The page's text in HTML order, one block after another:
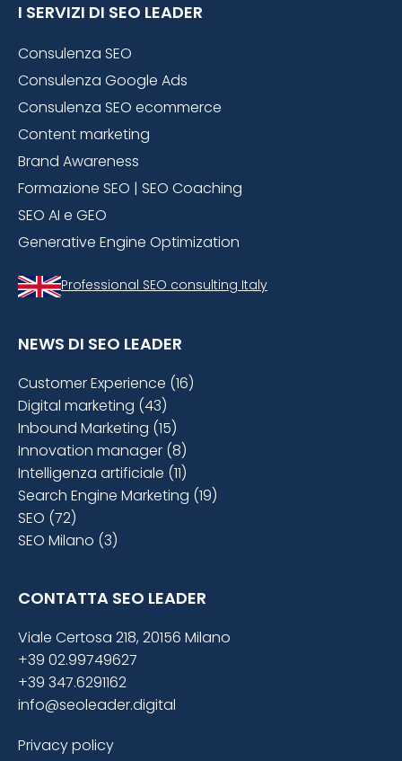
I SERVIZI DI SEO LEADER
Consulenza SEO
Consulenza Google Ads
Consulenza SEO ecommerce
Content marketing
Brand Awareness
Formazione SEO | SEO Coaching
SEO AI e GEO
Generative Engine Optimization
Professional SEO consulting Italy
NEWS DI SEO LEADER
Customer Experience (16)
Digital marketing (43)
Inbound Marketing (15)
Innovation manager (8)
Intelligenza artificiale (11)
Search Engine Marketing (19)
SEO (72)
SEO Milano (3)
CONTATTA SEO LEADER
Viale Certosa 218, 20156 Milano
+39 02.99749627
+39 347.6291162
info@seoleader.digital
Privacy policy